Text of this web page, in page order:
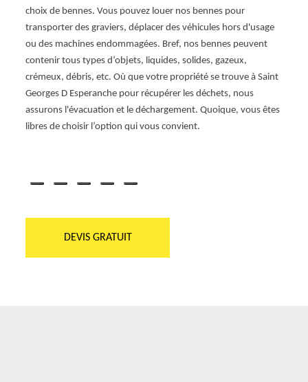
choix de bennes. Vous pouvez louer nos bennes pour
transporter des graviers, déplacer des véhicules hors d'usage
ou des machines endommagées. Bref, nos bennes peuvent
contenir tous types d’objets, liquides, solides, gazeux,
crémeux, débris, etc. Où que votre propriété se trouve à Saint
Georges D Esperanche pour récupérer les déchets, nous
assurons l'évacuation et le déchargement. Quoique, vous êtes
libres de choisir l’option qui vous convient.
DEVIS GRATUIT